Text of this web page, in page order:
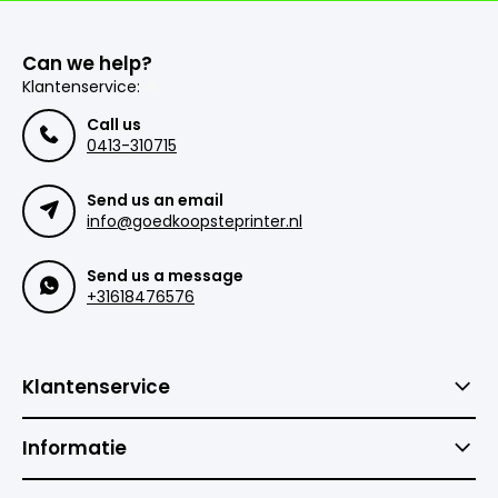
Can we help?
Klantenservice:
Call us
0413-310715
Send us an email
info@goedkoopsteprinter.nl
Send us a message
+31618476576
Klantenservice
Informatie